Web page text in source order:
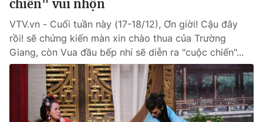
Ðiện thoại Thời báo VTV:
024.66 897 897
Email:toasoan@vtv.vn
Liên hệ quảng cáo:024-7300.7108
chiến" vui nhộn
VTV.vn - Cuối tuần này (17-18/12), Ơn giời! Cậu đây
rồi! sẽ chứng kiến màn xin chào thua của Trường
Giang, còn Vua đầu bếp nhí sẽ diễn ra "cuộc chiến"...